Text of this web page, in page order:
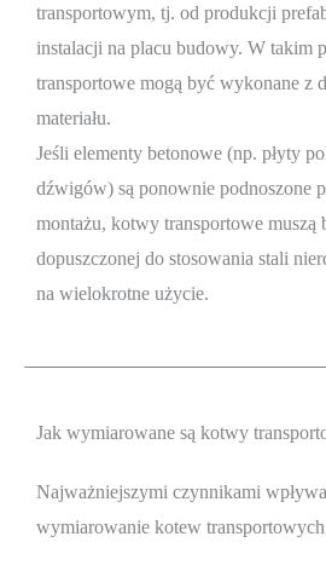
transportowym, tj. od produkcji
instalacji na placu budowy. W takim
transportowe mogą być wykonane z
materiału.
Jeśli elementy betonowe (np. płyty
dźwigów) są ponownie podnoszone
montażu, kotwy transportowe muszą
dopuszczonej do stosowania stali
na wielokrotne użycie.
Jak wymiarowane są kotwy
Najważniejszymi czynnikami
wymiarowanie kotew transportowych